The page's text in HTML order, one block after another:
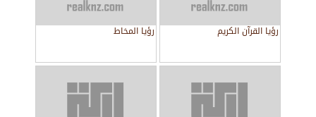
رؤيا القرآن الكريم رؤيا المخاط